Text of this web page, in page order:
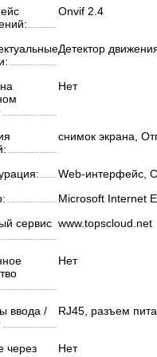
Onvif 2.4
Детектор
Нет
снимок экрана,
Web-интерфейс,
Microsoft Internet
сервис www.topscloud.net
Нет
ввода /
RJ45, разъем
через
Нет